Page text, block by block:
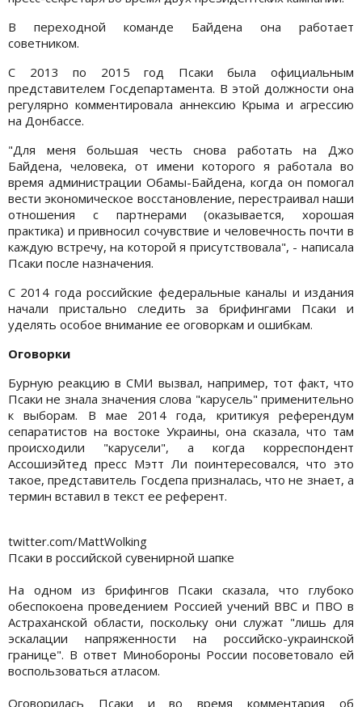
В переходной команде Байдена она работает
советником.
С 2013 по 2015 год Псаки была официальным
представителем Госдепартамента. В этой должности она
регулярно комментировала аннексию Крыма и агрессию
на Донбассе.
"Для меня большая честь снова работать на Джо
Байдена, человека, от имени которого я работала во
время администрации Обамы-Байдена, когда он помогал
вести экономическое восстановление, перестраивал наши
отношения с партнерами (оказывается, хорошая
практика) и привносил сочувствие и человечность почти в
каждую встречу, на которой я присутствовала", - написала
Псаки после назначения.
С 2014 года российские федеральные каналы и издания
начали пристально следить за брифингами Псаки и
уделять особое внимание ее оговоркам и ошибкам.
Оговорки
Бурную реакцию в СМИ вызвал, например, тот факт, что
Псаки не знала значения слова "карусель" применительно
к выборам. В мае 2014 года, критикуя референдум
сепаратистов на востоке Украины, она сказала, что там
происходили "карусели", а когда корреспондент
Ассошиэйтед пресс Мэтт Ли поинтересовался, что это
такое, представитель Госдепа призналась, что не знает, а
термин вставил в текст ее референт.
twitter.com/MattWolking
Псаки в российской сувенирной шапке
На одном из брифингов Псаки сказала, что глубоко
обеспокоена проведением Россией учений ВВС и ПВО в
Астраханской области, поскольку они служат "лишь для
эскалации напряженности на российско-украинской
границе". В ответ Минобороны России посоветовало ей
воспользоваться атласом.
Оговорилась Псаки и во время комментария об